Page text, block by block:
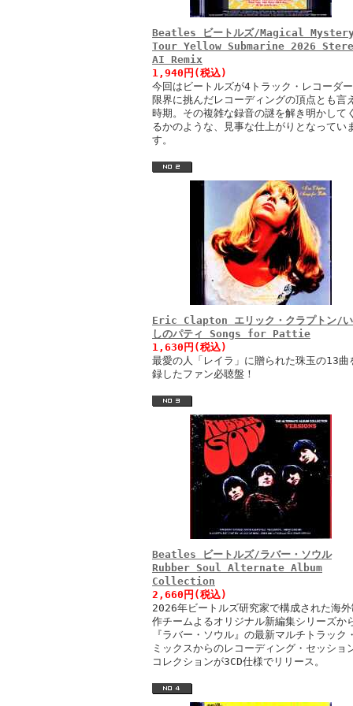
Beatles ビートルズ/Magical
Tour Yellow Submarine 2026
AI Remix
1,940円(税込)
今回はビートルズが4トラック・レコーダ
限界に挑んだレコーディングの頂点とも言
時期。その複雑な録音の謎を解き明かして
るかのような、見事な仕上がりとなってい
す。
Eric Clapton エリック・クラプトン/い
しのパティ Songs for Pattie
1,630円(税込)
最愛の人「レイラ」に贈られた珠玉の13曲
録したファン必聴盤！
Beatles ビートルズ/ラバー・ソウル
Rubber Soul Alternate Album
Collection
2,660円(税込)
2026年ビートルズ研究家で構成された海外
作チームよるオリジナル新編集シリーズか
『ラバー・ソウル』の最新マルチトラック
ミックスからのレコーディング・セッショ
コレクションが3CD仕様でリリース。